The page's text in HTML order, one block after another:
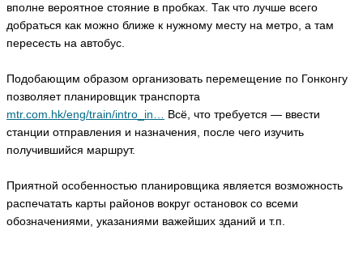
вполне вероятное стояние в пробках. Так что лучше всего
добраться как можно ближе к нужному месту на метро, а там
пересесть на автобус.
Подобающим образом организовать перемещение по Гонконгу
позволяет планировщик транспорта
mtr.com.hk/eng/train/intro_in…
Всё, что требуется — ввести
станции отправления и назначения, после чего изучить
получившийся маршрут.
Приятной особенностью планировщика является возможность
распечатать карты районов вокруг остановок со всеми
обозначениями, указаниями важейших зданий и т.п.